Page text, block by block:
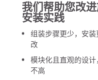
我们帮助您改
安装实践
组装步骤更少，安
改
模块化且直观的设
不高